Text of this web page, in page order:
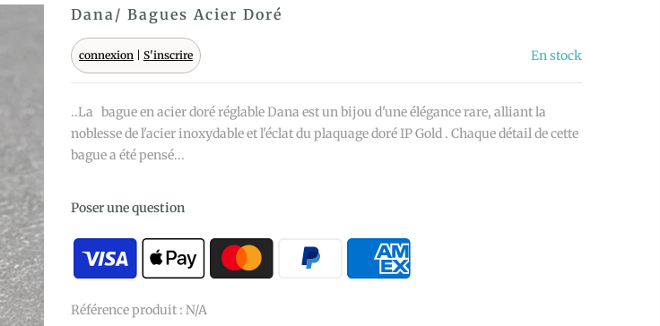
Dana/ Bagues Acier Doré
connexion | S'inscrire En stock
..La bague en acier doré réglable Dana est un bijou d'une élégance rare, alliant la
noblesse de l'acier inoxydable et l'éclat du plaquage doré IP Gold . Chaque détail de cette
bague a été pensé...
Poser une question
Référence produit : N/A